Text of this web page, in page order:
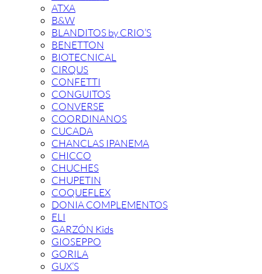
ATXA
B&W
BLANDITOS by CRIO’S
BENETTON
BIOTECNICAL
CIRQUS
CONFETTI
CONGUITOS
CONVERSE
COORDINANOS
CUCADA
CHANCLAS IPANEMA
CHICCO
CHUCHES
CHUPETIN
COQUEFLEX
DONIA COMPLEMENTOS
ELI
GARZÓN Kids
GIOSEPPO
GORILA
GUX’S